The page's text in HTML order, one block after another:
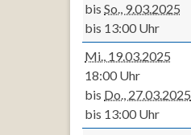
bis So., 9.03.2025
bis 13:00 Uhr
Mi., 19.03.2025
18:00 Uhr
bis Do., 27.03.2025
bis 13:00 Uhr